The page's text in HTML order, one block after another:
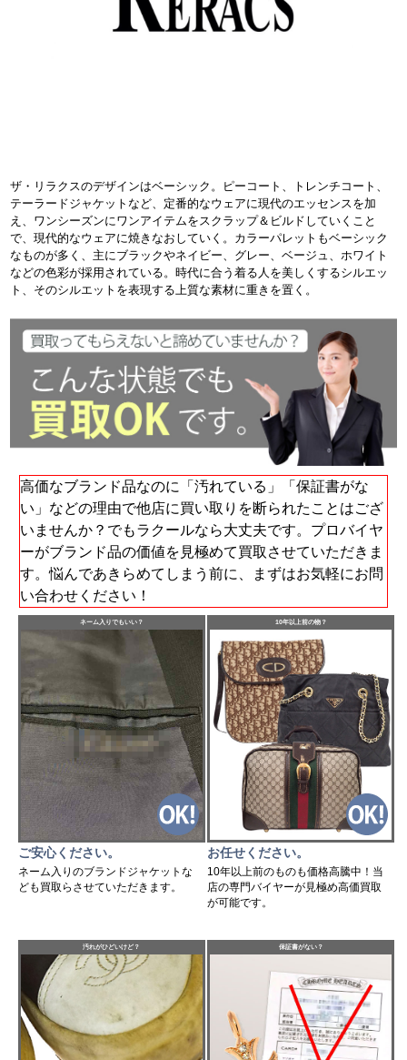
ザ・リラクスのデザインはベーシック。ピーコート、トレンチコート、
テーラードジャケットなど、定番的なウェアに現代のエッセンスを加
え、ワンシーズンにワンアイテムをスクラップ＆ビルドしていくこと
で、現代的なウェアに焼きなおしていく。カラーパレットもベーシック
なものが多く、主にブラックやネイビー、グレー、ベージュ、ホワイト
などの色彩が採用されている。時代に合う着る人を美しくするシルエッ
ト、そのシルエットを表現する上質な素材に重きを置く。
高価なブランド品なのに「汚れている」「保証書がな
い」などの理由で他店に買い取りを断られたことはござ
いませんか？でもラクールなら大丈夫です。プロバイヤ
ーがブランド品の価値を見極めて買取させていただきま
す。悩んであきらめてしまう前に、まずはお気軽にお問
い合わせください！
ネーム入りでもいい？
ご安心ください。
ネーム入りのブランドジャケットな
ども買取らさせていただきます。
10年以上前の物？
お任せください。
10年以上前のものも価格高騰中！当
店の専門バイヤーが見極め高価買取
が可能です。
汚れがひどいけど？ 保証書がない？